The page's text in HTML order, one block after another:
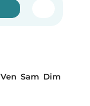
Ven Sam Dim